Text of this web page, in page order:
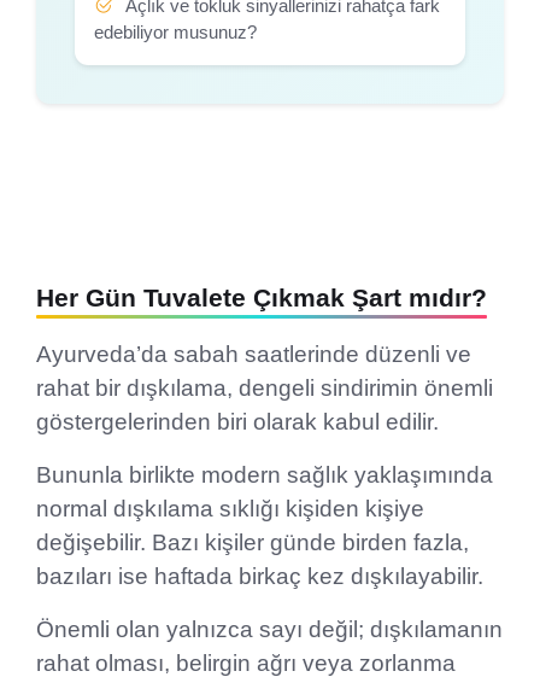
Açlık ve tokluk sinyallerinizi rahatça fark
edebiliyor musunuz?
Her Gün Tuvalete Çıkmak Şart mıdır?
Ayurveda’da sabah saatlerinde düzenli ve
rahat bir dışkılama, dengeli sindirimin önemli
göstergelerinden biri olarak kabul edilir.
Bununla birlikte modern sağlık yaklaşımında
normal dışkılama sıklığı kişiden kişiye
değişebilir. Bazı kişiler günde birden fazla,
bazıları ise haftada birkaç kez dışkılayabilir.
Önemli olan yalnızca sayı değil; dışkılamanın
rahat olması, belirgin ağrı veya zorlanma